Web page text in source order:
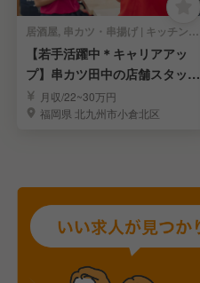
居酒屋, 串カツ・串揚げ | キッチンスタッフ
【若手活躍中＊キャリアアッ
プ】串カツ田中の店舗スタッフ
を募集／小倉
月収/22~30万円
福岡県 北九州市小倉北区